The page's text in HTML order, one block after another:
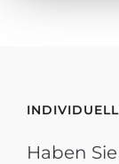
Haben